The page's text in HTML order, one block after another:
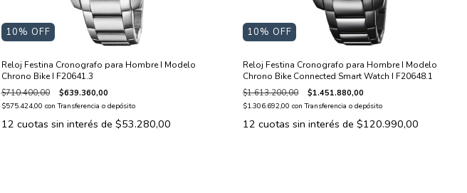
10% OFF
Reloj Festina Cronografo para Hombre I Modelo
Chrono Bike I F20641.3
$710.400,00 $639.360,00
$575.424,00 con Transferencia o depósito
12 cuotas sin interés de $53.280,00
10% OFF
Reloj Festina Cronografo para Hombre I Modelo
Chrono Bike Connected Smart Watch I F20648.1
$1.613.200,00 $1.451.880,00
$1.306.692,00con Transferencia o depósito
12 cuotas sin interés de$120.990,00